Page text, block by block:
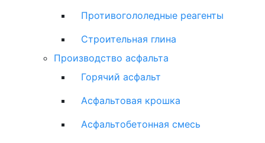
Противогололедные реагенты
Строительная глина
Производство асфальта
Горячий асфальт
Асфальтовая крошка
Асфальтобетонная смесь